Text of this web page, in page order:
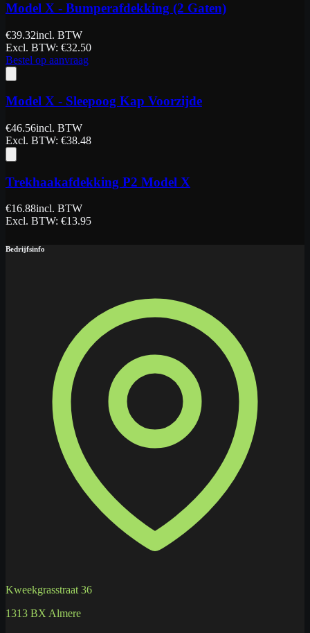
Model X - Bumperafdekking (2 Gaten)
€39.32incl. BTW
Excl. BTW: €32.50
Bestel op aanvraag
Model X - Sleepoog Kap Voorzijde
€46.56incl. BTW
Excl. BTW: €38.48
Trekhaakafdekking P2 Model X
€16.88incl. BTW
Excl. BTW: €13.95
Bedrijfsinfo
Kweekgrasstraat 36
1313 BX Almere